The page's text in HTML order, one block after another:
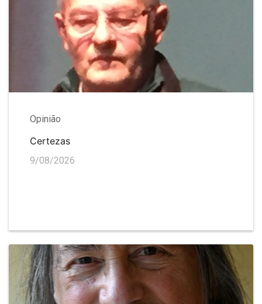
Opinião
Certezas
9/08/2026